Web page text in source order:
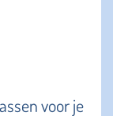
voor je